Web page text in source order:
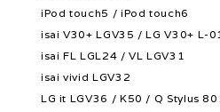
iPod touch5 / iPod touch6
isai V30+ LGV35 / LG V30+ L-
isai FL LGL24 / VL LGV31
isai vivid LGV32
LG it LGV36 / K50 / Q Stylus